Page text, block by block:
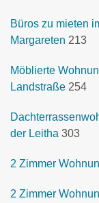
Büros zu mieten
Margareten 213
Möblierte
Landstraße 254
der Leitha 303
2 Zimmer
2 Zimmer